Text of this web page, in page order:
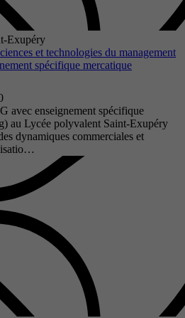
Exupéry
et technologies du management
spécifique mercatique
avec enseignement spécifique
au Lycée polyvalent Saint-Exupéry
dynamiques commerciales et